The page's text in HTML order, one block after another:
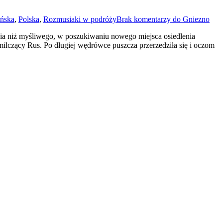
, Polska, Rozmusiaki w podróżyBrak komentarzy do Gniezno
niż myśliwego, w poszukiwaniu nowego miejsca osiedlenia
Rus. Po długiej wędrówce puszcza przerzedziła się i oczom